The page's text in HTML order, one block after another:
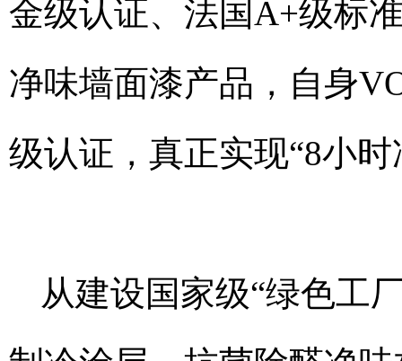
金级认证、法国A+级标
净味墙面漆产品，自身
级认证，真正实现“8小
从建设国家级“绿色工